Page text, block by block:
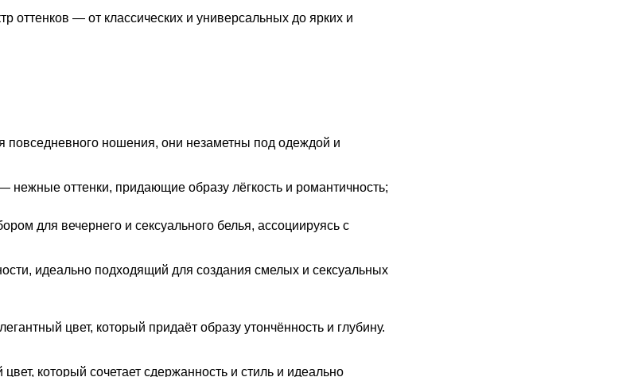
оттенков — от классических и универсальных до ярких и
повседневного ношения, они незаметны под одеждой и
нежные оттенки, придающие образу лёгкость и романтичность;
для вечернего и сексуального белья, ассоциируясь с
идеально подходящий для создания смелых и сексуальных
цвет, который придаёт образу утончённость и глубину.
который сочетает сдержанность и стиль и идеально